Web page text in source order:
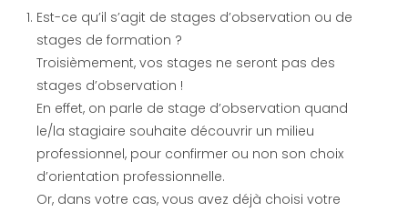
Est-ce qu’il s’agit de stages d’observation ou de
stages de formation ?
Troisièmement, vos stages ne seront pas des
stages d’observation !
En effet, on parle de stage d’observation quand
le/la stagiaire souhaite découvrir un milieu
professionnel, pour confirmer ou non son choix
d’orientation professionnelle.
Or, dans votre cas, vous avez déjà choisi votre